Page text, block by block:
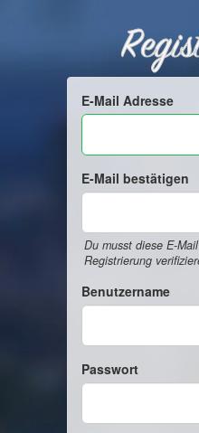
E-Mail Adresse
E-Mail bestätigen
Du musst diese E-
Registrierung
Benutzername
Passwort